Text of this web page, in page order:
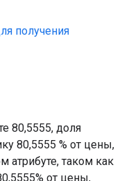
получения
80,5555, доля
80,5555 % от цены,
атрибуте, таком как
от цены,